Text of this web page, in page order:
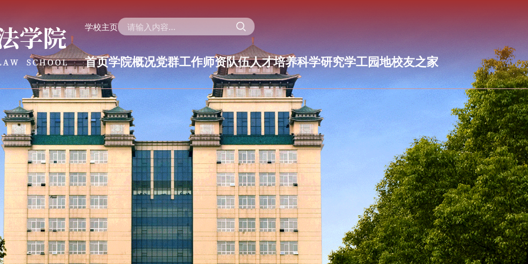
学校主页
首页学院概况党群工作师资队伍人才培养科学研究学工园地校友之家